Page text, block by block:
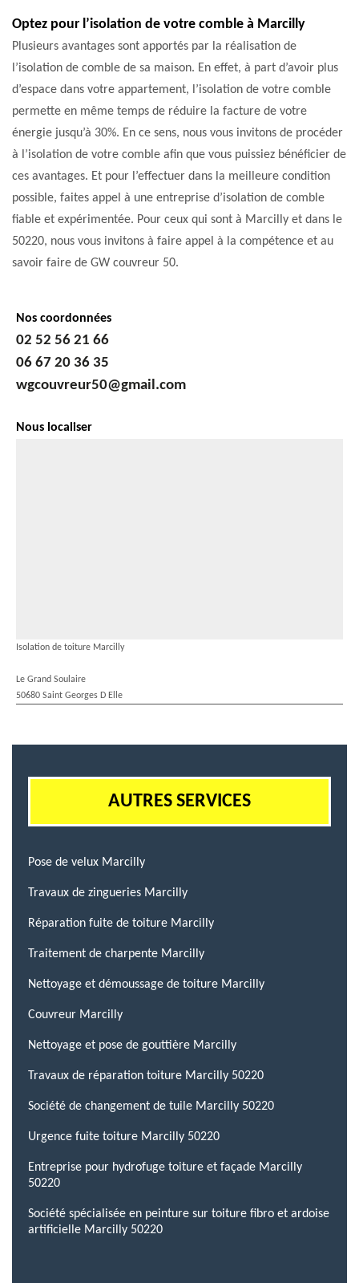
Optez pour l’isolation de votre comble à Marcilly
Plusieurs avantages sont apportés par la réalisation de
l’isolation de comble de sa maison. En effet, à part d’avoir plus
d’espace dans votre appartement, l’isolation de votre comble
permette en même temps de réduire la facture de votre
énergie jusqu’à 30%. En ce sens, nous vous invitons de procéder
à l’isolation de votre comble afin que vous puissiez bénéficier de
ces avantages. Et pour l’effectuer dans la meilleure condition
possible, faites appel à une entreprise d’isolation de comble
fiable et expérimentée. Pour ceux qui sont à Marcilly et dans le
50220, nous vous invitons à faire appel à la compétence et au
savoir faire de GW couvreur 50.
Nos coordonnées
02 52 56 21 66
06 67 20 36 35
wgcouvreur50@gmail.com
Nous localiser
Isolation de toiture Marcilly
Le Grand Soulaire
50680 Saint Georges D Elle
AUTRES SERVICES
Pose de velux Marcilly
Travaux de zingueries Marcilly
Réparation fuite de toiture Marcilly
Traitement de charpente Marcilly
Nettoyage et démoussage de toiture Marcilly
Couvreur Marcilly
Nettoyage et pose de gouttière Marcilly
Travaux de réparation toiture Marcilly 50220
Société de changement de tuile Marcilly 50220
Urgence fuite toiture Marcilly 50220
Entreprise pour hydrofuge toiture et façade Marcilly
50220
Société spécialisée en peinture sur toiture fibro et ardoise
artificielle Marcilly 50220